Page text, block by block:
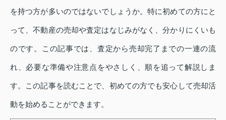
を持つ方が多いのではないでしょうか。特に初めての方にと
って、不動産の売却や査定はなじみがなく、分かりにくいも
のです。この記事では、査定から売却完了までの一連の流
れ、必要な準備や注意点をやさしく、順を追って解説しま
す。この記事を読むことで、初めての方でも安心して売却活
動を始めることができます。